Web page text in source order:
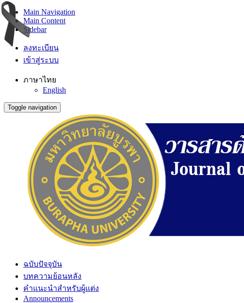
Main Navigation
Main Content
Sidebar
ลงทะเบียน
เข้าสู่ระบบ
ภาษาไทย
English
Toggle navigation
ฉบับปัจจุบัน
บทความย้อนหลัง
คำแนะนำสำหรับผู้แต่ง
Announcements